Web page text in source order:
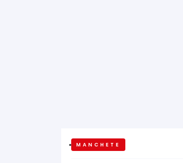
MANCHETE